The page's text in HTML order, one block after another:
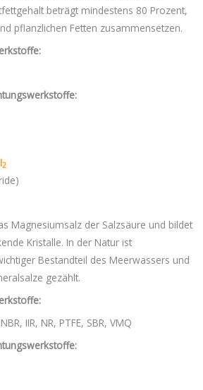
beträgt mindestens 80 Prozent,
pflanzlichen Fetten zusammensetzen.
2
Magnesiumsalz der Salzsäure und bildet
Kristalle. In der Natur ist
Bestandteil des Meerwassers und
gezählt.
IIR, NR, PTFE, SBR, VMQ